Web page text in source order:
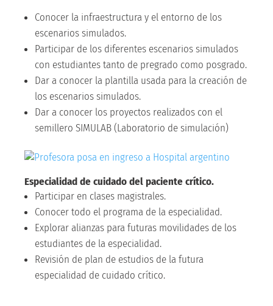
Conocer la infraestructura y el entorno de los
escenarios simulados.
Participar de los diferentes escenarios simulados
con estudiantes tanto de pregrado como posgrado.
Dar a conocer la plantilla usada para la creación de
los escenarios simulados.
Dar a conocer los proyectos realizados con el
semillero SIMULAB (Laboratorio de simulación)
Especialidad de cuidado del paciente crítico.
Participar en clases magistrales.
Conocer todo el programa de la especialidad.
Explorar alianzas para futuras movilidades de los
estudiantes de la especialidad.
Revisión de plan de estudios de la futura
especialidad de cuidado crítico.